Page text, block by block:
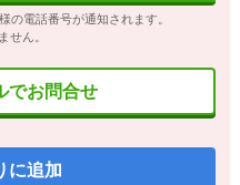
の電話番号が通知されます。
せん。
でお問合せ
に追加